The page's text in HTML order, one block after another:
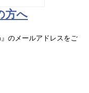
方へ
のメールアドレスをご